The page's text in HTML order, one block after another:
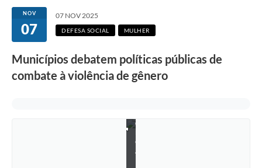
NOV
07
07 NOV 2025
DEFESA SOCIAL MULHER
Municípios debatem políticas públicas de
combate à violência de gênero
o
t
:
J
o
ã
d
o
A